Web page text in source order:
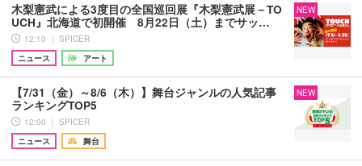
木梨憲武による3度目の全国巡回展『木梨憲武展－TO
UCH』北海道で初開催 8月22日（土）までサッ…
12:10 ｜ SPICER
ニュース
アート
NEW
【7/31（金）～8/6（木）】舞台ジャンルの人気記事
ランキングTOP5
12:00 ｜ SPICER
ニュース
舞台
NEW